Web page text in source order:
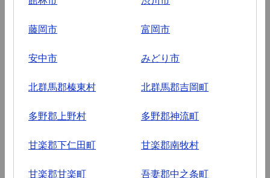
藤岡市 富岡市
安中市 みどり市
北群馬郡榛東村 北群馬郡吉岡町
多野郡上野村 多野郡神流町
甘楽郡下仁田町 甘楽郡南牧村
甘楽郡甘楽町 吾妻郡中之条町